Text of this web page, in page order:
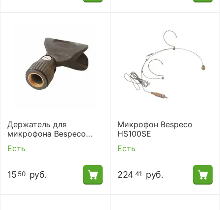
Держатель для
микрофона Bespeco
Есть
15 50 руб.
Микрофон Bespeco
HS100SE
Есть
224 41 руб.